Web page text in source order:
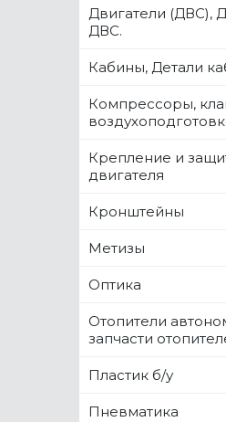
Двигатели (ДВС),
ДВС.
Кабины, Детали
Компрессоры,
Крепление и
двигателя
Кронштейны
Метизы
Оптика
Отопители
запчасти
Пластик б/у
Пневматика